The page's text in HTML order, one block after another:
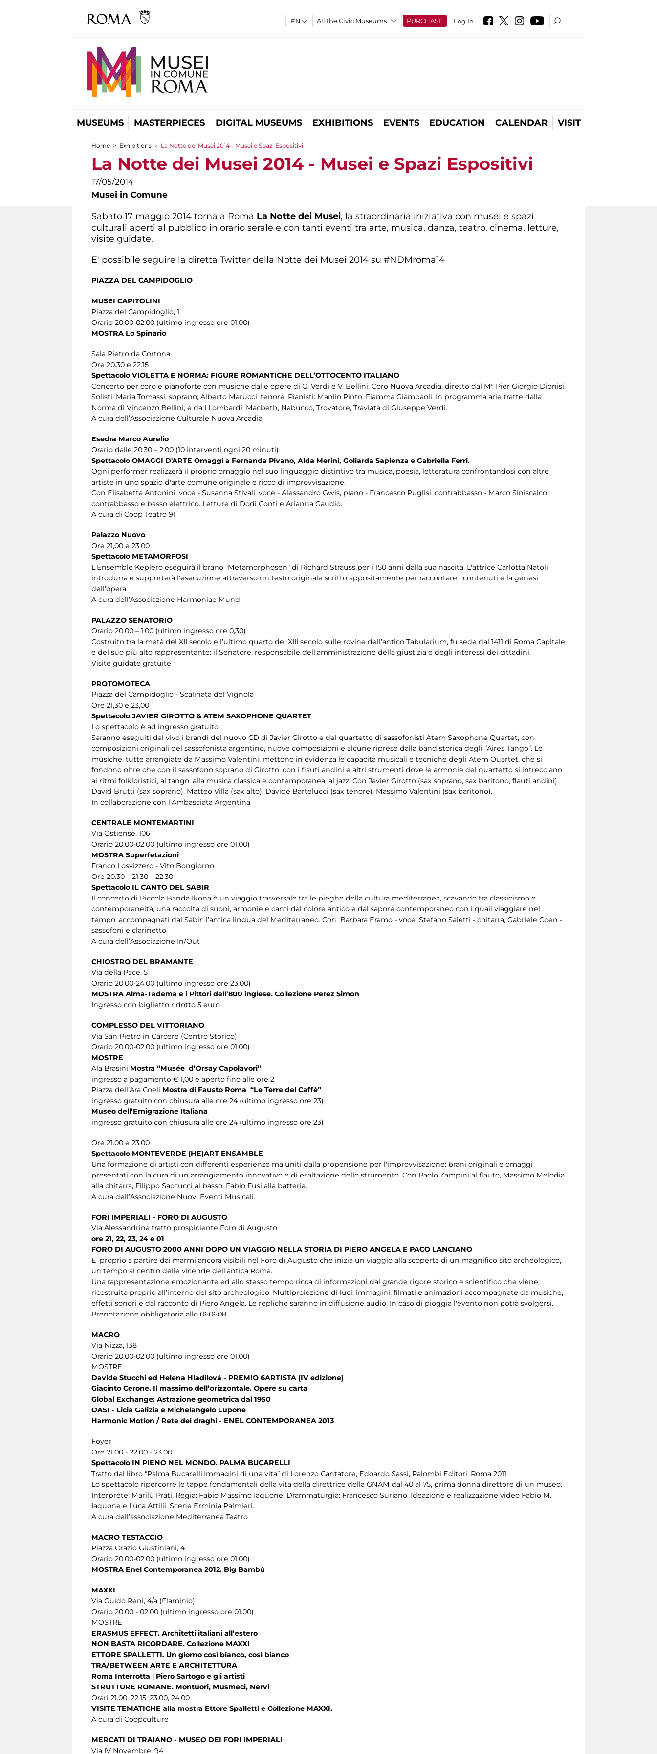
All the Civic Museums PURCHASE Log In
MUSEUMS MASTERPIECES DIGITAL MUSEUMS EXHIBITIONS EVENTS EDUCATION CALENDAR VISIT
You are here
Home > Exhibitions > La Notte dei Musei 2014 - Musei e Spazi Espositivi
La Notte dei Musei 2014 - Musei e Spazi Espositivi
17/05/2014
Musei in Comune
Sabato 17 maggio 2014 torna a Roma La Notte dei Musei, la straordinaria iniziativa con musei e spazi
culturali aperti al pubblico in orario serale e con tanti eventi tra arte, musica, danza, teatro, cinema, letture,
visite guidate.
E' possibile seguire la diretta Twitter della Notte dei Musei 2014 su #NDMroma14
PIAZZA DEL CAMPIDOGLIO
MUSEI CAPITOLINI
Piazza del Campidoglio, 1
Orario 20.00-02.00 (ultimo ingresso ore 01.00)
MOSTRA Lo Spinario
Sala Pietro da Cortona
Ore 20.30 e 22.15
Spettacolo VIOLETTA E NORMA: FIGURE ROMANTICHE DELL’OTTOCENTO ITALIANO
Concerto per coro e pianoforte con musiche dalle opere di G. Verdi e V. Bellini. Coro Nuova Arcadia, diretto dal M° Pier Giorgio Dionisi.
Solisti: Maria Tomassi, soprano; Alberto Marucci, tenore. Pianisti: Manlio Pinto; Fiamma Giampaoli. In programma arie tratte dalla
Norma di Vincenzo Bellini, e da I Lombardi, Macbeth, Nabucco, Trovatore, Traviata di Giuseppe Verdi.
A cura dell’Associazione Culturale Nuova Arcadia
Esedra Marco Aurelio
Orario dalle 20,30 – 2,00 (10 interventi ogni 20 minuti)
Spettacolo OMAGGI D'ARTE Omaggi a Fernanda Pivano, Alda Merini, Goliarda Sapienza e Gabriella Ferri.
Ogni performer realizzerà il proprio omaggio nel suo linguaggio distintivo tra musica, poesia, letteratura confrontandosi con altre
artiste in uno spazio d'arte comune originale e ricco di improvvisazione.
Con Elisabetta Antonini, voce - Susanna Stivali, voce - Alessandro Gwis, piano - Francesco Puglisi, contrabbasso - Marco Siniscalco,
contrabbasso e basso elettrico. Letture di Dodi Conti e Arianna Gaudio.
A cura di Coop Teatro 91
Palazzo Nuovo
Ore 21,00 e 23,00
Spettacolo METAMORFOSI
L'Ensemble Keplero eseguirà il brano "Metamorphosen" di Richard Strauss per i 150 anni dalla sua nascita. L'attrice Carlotta Natoli
introdurrà e supporterà l'esecuzione attraverso un testo originale scritto appositamente per raccontare i contenuti e la genesi
dell'opera.
A cura dell’Associazione Harmoniae Mundi
PALAZZO SENATORIO
Orario 20,00 – 1,00 (ultimo ingresso ore 0,30)
Costruito tra la metà del XII secolo e l’ultimo quarto del XIII secolo sulle rovine dell’antico Tabularium, fu sede dal 1411 di Roma Capitale
e del suo più alto rappresentante: il Senatore, responsabile dell’amministrazione della giustizia e degli interessi dei cittadini.
Visite guidate gratuite
PROTOMOTECA
Piazza del Campidoglio - Scalinata del Vignola
Ore 21,30 e 23,00
Spettacolo JAVIER GIROTTO & ATEM SAXOPHONE QUARTET
Lo spettacolo è ad ingresso gratuito
Saranno eseguiti dal vivo i brandi del nuovo CD di Javier Girotto e del quartetto di sassofonisti Atem Saxophone Quartet, con
composizioni originali del sassofonista argentino, nuove composizioni e alcune riprese dalla band storica degli “Aires Tango”. Le
musiche, tutte arrangiate da Massimo Valentini, mettono in evidenza le capacità musicali e tecniche degli Atem Quartet, che si
fondono oltre che con il sassofono soprano di Girotto, con i flauti andini e altri strumenti dove le armonie del quartetto si intrecciano
ai ritmi folkloristici, al tango, alla musica classica e contemporanea, al jazz. Con Javier Girotto (sax soprano, sax baritono, flauti andini),
David Brutti (sax soprano), Matteo Villa (sax alto), Davide Bartelucci (sax tenore), Massimo Valentini (sax baritono).
In collaborazione con l’Ambasciata Argentina
CENTRALE MONTEMARTINI
Via Ostiense, 106
Orario 20.00-02.00 (ultimo ingresso ore 01.00)
MOSTRA Superfetazioni
Franco Losvizzero - Vito Bongiorno
Ore 20.30 – 21.30 – 22.30
Spettacolo IL CANTO DEL SABIR
Il concerto di Piccola Banda Ikona è un viaggio trasversale tra le pieghe della cultura mediterranea, scavando tra classicismo e
contemporaneità, una raccolta di suoni, armonie e canti dal colore antico e dal sapore contemporaneo con i quali viaggiare nel
tempo, accompagnati dal Sabir, l’antica lingua del Mediterraneo. Con Barbara Eramo - voce, Stefano Saletti - chitarra, Gabriele Coen -
sassofoni e clarinetto.
A cura dell’Associazione In/Out
CHIOSTRO DEL BRAMANTE
Via della Pace, 5
Orario 20.00-24.00 (ultimo ingresso ore 23.00)
MOSTRA Alma-Tadema e i Pittori dell’800 inglese. Collezione Perez Simon
Ingresso con biglietto ridotto 5 euro
COMPLESSO DEL VITTORIANO
Via San Pietro in Carcere (Centro Storico)
Orario 20.00-02.00 (ultimo ingresso ore 01.00)
MOSTRE
Ala Brasini Mostra “Musée d’Orsay Capolavori”
ingresso a pagamento € 1,00 e aperto fino alle ore 2
Piazza dell’Ara Coeli Mostra di Fausto Roma “Le Terre del Caffè”
ingresso gratuito con chiusura alle ore 24 (ultimo ingresso ore 23)
Museo dell’Emigrazione Italiana
ingresso gratuito con chiusura alle ore 24 (ultimo ingresso ore 23)
Ore 21.00 e 23.00
Spettacolo MONTEVERDE (HE)ART ENSAMBLE
Una formazione di artisti con differenti esperienze ma uniti dalla propensione per l'improvvisazione: brani originali e omaggi
presentati con la cura di un arrangiamento innovativo e di esaltazione dello strumento. Con Paolo Zampini al flauto, Massimo Melodia
alla chitarra, Filippo Saccucci al basso, Fabio Fusi alla batteria.
A cura dell’Associazione Nuovi Eventi Musicali.
FORI IMPERIALI - FORO DI AUGUSTO
Via Alessandrina tratto prospiciente Foro di Augusto
ore 21, 22, 23, 24 e 01
FORO DI AUGUSTO 2000 ANNI DOPO UN VIAGGIO NELLA STORIA DI PIERO ANGELA E PACO LANCIANO
E’ proprio a partire dai marmi ancora visibili nel Foro di Augusto che inizia un viaggio alla scoperta di un magnifico sito archeologico,
un tempo al centro delle vicende dell’antica Roma.
Una rappresentazione emozionante ed allo stesso tempo ricca di informazioni dal grande rigore storico e scientifico che viene
ricostruita proprio all’interno del sito archeologico. Multiproiezione di luci, immagini, filmati e animazioni accompagnate da musiche,
effetti sonori e dal racconto di Piero Angela. Le repliche saranno in diffusione audio. In caso di pioggia l'evento non potrà svolgersi.
Prenotazione obbligatoria allo 060608
MACRO
Via Nizza, 138
Orario 20.00-02.00 (ultimo ingresso ore 01.00)
MOSTRE
Davide Stucchi ed Helena Hladilová - PREMIO 6ARTISTA (IV edizione)
Giacinto Cerone. Il massimo dell’orizzontale. Opere su carta
Global Exchange: Astrazione geometrica dal 1950
OASI - Licia Galizia e Michelangelo Lupone
Harmonic Motion / Rete dei draghi - ENEL CONTEMPORANEA 2013
Foyer
Ore 21.00 - 22.00 - 23.00
Spettacolo IN PIENO NEL MONDO. PALMA BUCARELLI
Tratto dal libro “Palma Bucarelli.Immagini di una vita” di Lorenzo Cantatore, Edoardo Sassi, Palombi Editori, Roma 2011
Lo spettacolo ripercorre le tappe fondamentali della vita della direttrice della GNAM dal 40 al 75, prima donna direttore di un museo.
Interprete: Marilù Prati. Regia: Fabio Massimo Iaquone. Drammaturgia: Francesco Suriano. Ideazione e realizzazione video Fabio M.
Iaquone e Luca Attilii. Scene Erminia Palmieri.
A cura dell’associazione Mediterranea Teatro
MACRO TESTACCIO
Piazza Orazio Giustiniani, 4
Orario 20.00-02.00 (ultimo ingresso ore 01.00)
MOSTRA Enel Contemporanea 2012. Big Bambù
MAXXI
Via Guido Reni, 4/a (Flaminio)
Orario 20.00 - 02.00 (ultimo ingresso ore 01.00)
MOSTRE
ERASMUS EFFECT. Architetti italiani all’estero
NON BASTA RICORDARE. Collezione MAXXI
ETTORE SPALLETTI. Un giorno così bianco, così bianco
TRA/BETWEEN ARTE E ARCHITETTURA
Roma Interrotta | Piero Sartogo e gli artisti
STRUTTURE ROMANE. Montuori, Musmeci, Nervi
Orari 21.00, 22.15, 23.00, 24.00
VISITE TEMATICHE alla mostra Ettore Spalletti e Collezione MAXXI.
A cura di Coopculture
MERCATI DI TRAIANO - MUSEO DEI FORI IMPERIALI
Via IV Novembre, 94